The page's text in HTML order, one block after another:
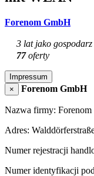
Forenom GmbH
3 lat jako gospodarz
77oferty
Impressum
×
Forenom GmbH
Nazwa firmy: Forenom
Adres:
Numer rejestracji
Numer identyfikacji